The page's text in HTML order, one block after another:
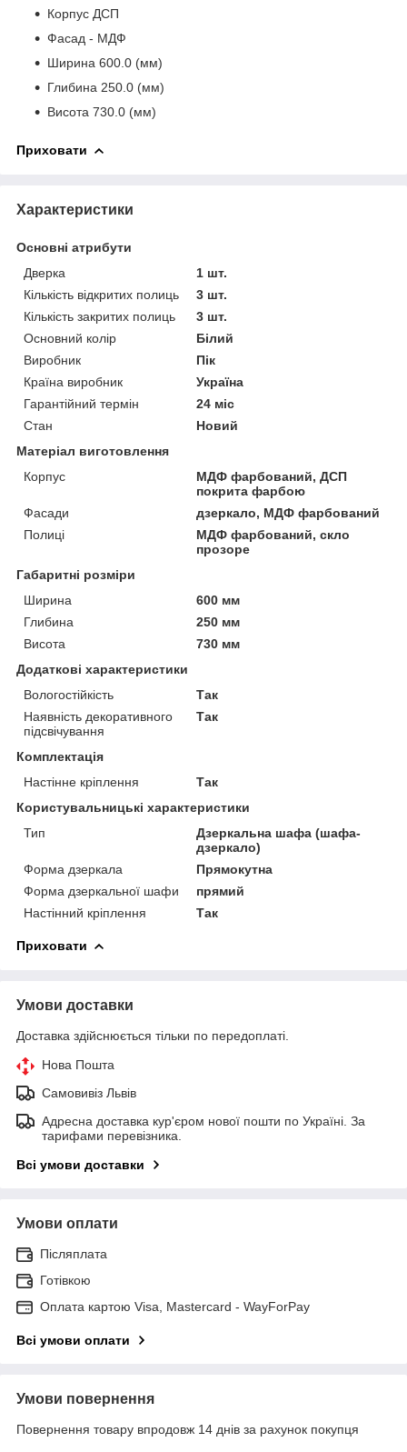
Корпус ДСП
Фасад - МДФ
Ширина 600.0 (мм)
Глибина 250.0 (мм)
Висота 730.0 (мм)
Приховати
Характеристики
Основні атрибути
Дверка
1 шт.
Кількість відкритих полиць
3 шт.
Кількість закритих полиць
3 шт.
Основний колір
Білий
Виробник
Пік
Країна виробник
Україна
Гарантійний термін
24 міс
Стан
Новий
Матеріал виготовлення
Корпус
МДФ фарбований, ДСП
покрита фарбою
Фасади
дзеркало, МДФ фарбований
Полиці
МДФ фарбований, скло
прозоре
Габаритні розміри
Ширина
600 мм
Глибина
250 мм
Висота
730 мм
Додаткові характеристики
Вологостійкість
Так
Наявність декоративного
підсвічування
Так
Комплектація
Настінне кріплення
Так
Користувальницькі характеристики
Тип
Дзеркальна шафа (шафа-
дзеркало)
Форма дзеркала
Прямокутна
Форма дзеркальної шафи
прямий
Настінний кріплення
Так
Приховати
Умови доставки
Доставка здійснюється тільки по передоплаті.
Нова Пошта
Самовивіз Львів
Адресна доставка кур'єром нової пошти по Україні. За
тарифами перевізника.
Всі умови доставки
Умови оплати
Післяплата
Готівкою
Оплата картою Visa, Mastercard - WayForPay
Всі умови оплати
Умови повернення
Повернення товару впродовж 14 днів за рахунок покупця